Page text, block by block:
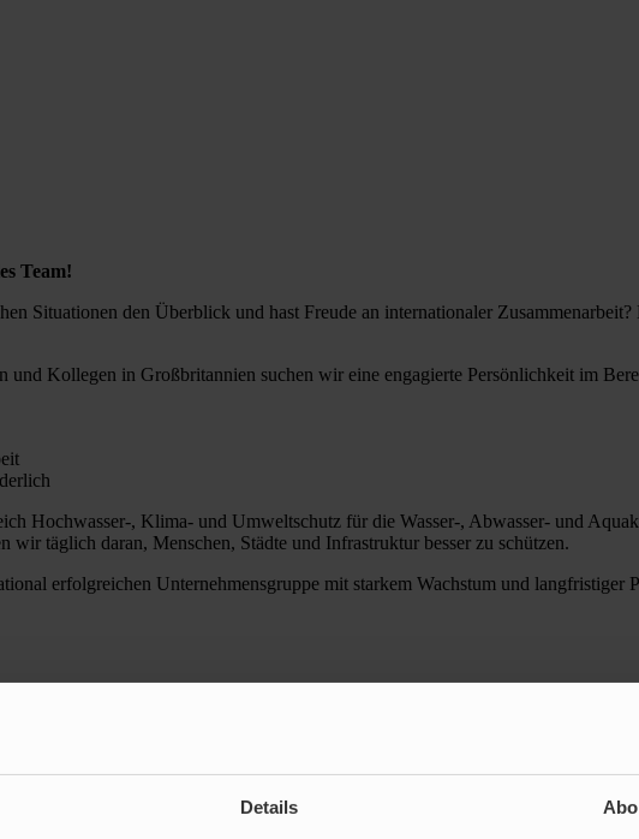
Details
Team!
Situationen den Überblick und hast Freude an internationaler
Kollegen in Großbritannien suchen wir eine engagierte Persönlichkeit im
Hochwasser-, Klima- und Umweltschutz für die Wasser-, Abwasser- und
täglich daran, Menschen, Städte und Infrastruktur besser zu schützen.
erfolgreichen Unternehmensgruppe mit starkem Wachstum und langfristiger
und Umwelt beizutragen – und dabei wirklich etwas zu bewegen